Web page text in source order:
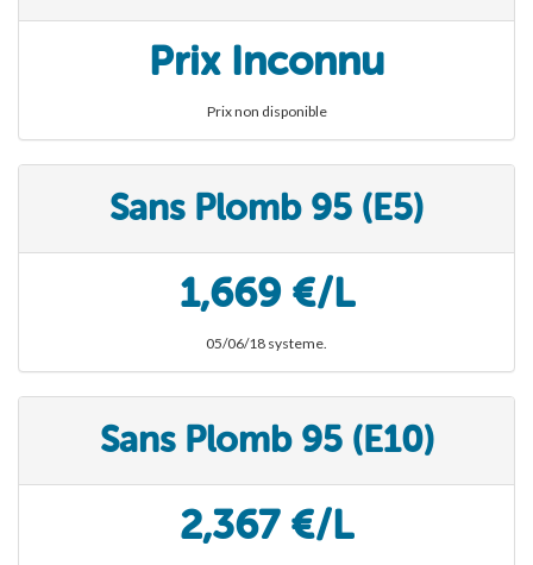
Prix Inconnu
Prix non disponible
Sans Plomb 95 (E5)
1,669 €/L
05/06/18 systeme.
Sans Plomb 95 (E10)
2,367 €/L